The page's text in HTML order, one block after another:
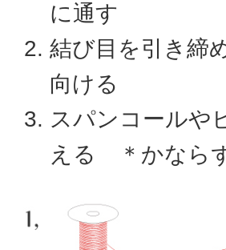
に通す
結び目を引き締
向ける
スパンコールや
える ＊かなら